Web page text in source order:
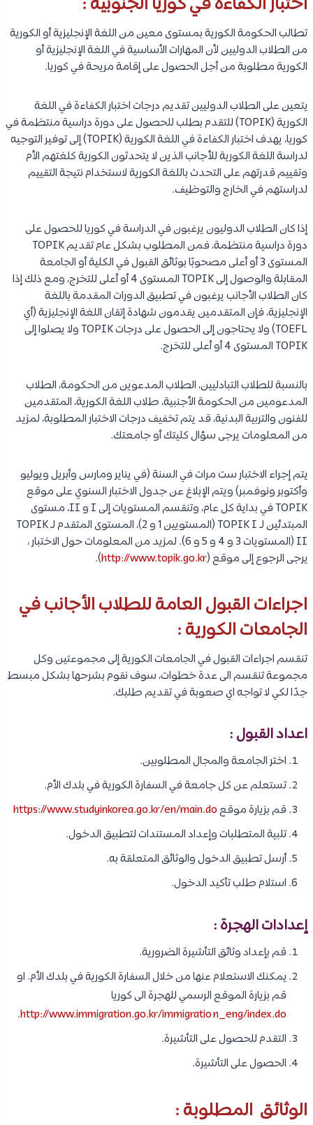
اختبار الكفاءة في كوريا الجنوبية :
تطالب الحكومة الكورية بمستوى معين من اللغة الإنجليزية أو الكورية
من الطلاب الدوليين لأن المهارات الأساسية في اللغة الإنجليزية أو
الكورية مطلوبة من أجل الحصول على إقامة مريحة في كوريا.
يتعين على الطلاب الدوليين تقديم درجات اختبار الكفاءة في اللغة
الكورية (TOPIK) للتقدم بطلب للحصول على دورة دراسية منتظمة في
كوريا، يهدف اختبار الكفاءة في اللغة الكورية (TOPIK) إلى توفير التوجيه
لدراسة اللغة الكورية للأجانب الذين لا يتحدثون الكورية كلغتهم الأم
وتقييم قدرتهم على التحدث باللغة الكورية لاستخدام نتيجة التقييم
لدراستهم في الخارج والتوظيف.
إذا كان الطلاب الدوليون يرغبون في الدراسة في كوريا للحصول على
دورة دراسية منتظمة، فمن المطلوب بشكل عام تقديم TOPIK
المستوى 3 أو أعلى مصحوبًا بوثائق القبول في الكلية أو الجامعة
المقابلة والوصول إلى TOPIK المستوى 4 أو أعلى للتخرج، ومع ذلك إذا
كان الطلاب الأجانب يرغبون في تطبيق الدورات المقدمة باللغة
الإنجليزية، فإن المتقدمين يقدمون شهادة إتقان اللغة الإنجليزية (أي
TOEFL) ولا يحتاجون إلى الحصول على درجات TOPIK ولا يصلوا إلى
TOPIK المستوى 4 أو أعلى للتخرج.
بالنسبة للطلاب التبادليين، الطلاب المدعوين من الحكومة، الطلاب
المدعومين من الحكومة الأجنبية، طلاب اللغة الكورية، المتقدمين
للفنون والتربية البدنية، قد يتم تخفيف درجات الاختبار المطلوبة، لمزيد
من المعلومات يرجى سؤال كليتك أو جامعتك.
يتم إجراء الاختبار ست مرات في السنة (في يناير ومارس وأبريل ويوليو
وأكتوبر ونوفمبر) ويتم الإبلاغ عن جدول الاختبار السنوي على موقع
TOPIK في بداية كل عام، وتنقسم المستويات إلى I و II، مستوى
المبتدئين لـ TOPIK I (المستويين 1 و 2)، المستوى المتقدم لـ TOPIK
II (المستويات 3 و 4 و 5 و 6). لمزيد من المعلومات حول الاختبار ،
يرجى الرجوع إلى موقع (http://www.topik.go.kr
).
اجراءات القبول العامة للطلاب الأجانب في
الجامعات الكورية :
تنقسم اجراءات القبول في الجامعات الكورية إلى مجموعتين وكل
مجموعة تنقسم الى عدة خطوات، سوف نقوم بشرحها بشكل مبسط
جدًا لكي لا تواجه اي صعوبة في تقديم طلبك.
اعداد القبول :
اختر الجامعة والمجال المطلوبين.
تستعلم عن كل جامعة في السفارة الكورية في بلدك الأم.
قم بزيارة موقعhttps://www.studyinkorea.go.kr/en/main.do
تلبية المتطلبات وإعداد المستندات لتطبيق الدخول.
أرسل تطبيق الدخول والوثائق المتعلقة به.
استلام طلب تأكيد الدخول.
إعدادات الهجرة :
قم بإعداد وثائق التأشيرة الضرورية.
يمكنك الاستعلام عنها من خلال السفارة الكورية في بلدك الأم. او
قم بزيارة الموقع الرسمي للهجرة الى كوريا
http://www.immigration.go.kr/immigration_eng/index.do
.
التقدم للحصول على التأشيرة.
الحصول على التأشيرة.
الوثائق المطلوبة :